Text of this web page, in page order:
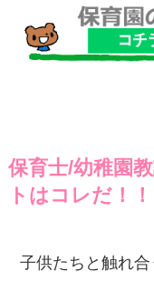
保育士/幼稚園
トはコレだ！！
子供たちと触れ